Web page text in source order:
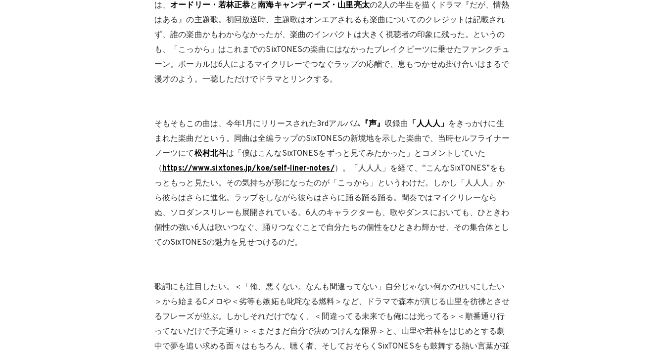
は、オードリー・若林正恭と南海キャンディーズ・山里亮太の2人の半生を描くドラマ『だが、情熱
はある』の主題歌。初回放送時、主題歌はオンエアされるも楽曲についてのクレジットは記載され
ず、誰の楽曲かもわからなかったが、楽曲のインパクトは大きく視聴者の印象に残った。というの
も、「こっから」はこれまでのSixTONESの楽曲にはなかったブレイクビーツに乗せたファンクチュ
ーン。ボーカルは6人によるマイクリレーでつなぐラップの応酬で、息もつかせぬ掛け合いはまるで
漫才のよう。一聴しただけでドラマとリンクする。
そもそもこの曲は、今年1月にリリースされた3rdアルバム 『声』 収録曲 「人人人」 をきっかけに生
まれた楽曲だという。同曲は全編ラップのSixTONESの新境地を示した楽曲で、当時セルフライナー
ノーツにて松村北斗は「僕はこんなSixTONESをずっと見てみたかった」とコメントしていた
（https://www.sixtones.jp/koe/self-liner-notes/）。「人人人」を経て、“こんなSixTONES”をも
っともっと見たい。その気持ちが形になったのが「こっから」というわけだ。しかし「人人人」か
ら彼らはさらに進化。ラップをしながら彼らはさらに踊る踊る踊る。間奏ではマイクリレーなら
ぬ、ソロダンスリレーも展開されている。6人のキャラクターも、歌やダンスにおいても、ひときわ
個性の強い6人は歌いつなぐ、踊りつなぐことで自分たちの個性をひときわ輝かせ、その集合体とし
てのSixTONESの魅力を見せつけるのだ。
歌詞にも注目したい。＜「俺、悪くない。なんも間違ってない」自分じゃない何かのせいにしたい
＞から始まるCメロや＜劣等も嫉妬も叱咤なる燃料＞など、ドラマで森本が演じる山里を彷彿とさせ
るフレーズが並ぶ。しかしそれだけでなく、＜間違ってる未来でも俺には光ってる＞＜順番通り行
ってないだけで予定通り＞＜まだまだ自分で決めつけんな限界＞と、山里や若林をはじめとする劇
中で夢を追い求める面々はもちろん、聴く者、そしておそらくSixTONESをも鼓舞する熱い言葉が並